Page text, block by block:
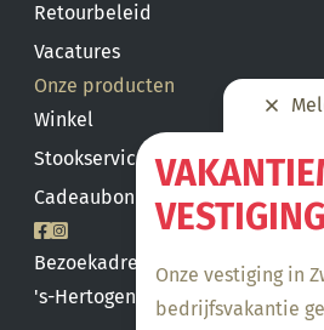
Onze vestiging in
bedrijfsvakantie
Retourbeleid
Vacatures
Onze producten
Winkel
Stookservice
Cadeaubon saldo
Bezoekadres
's-Hertogenbosch